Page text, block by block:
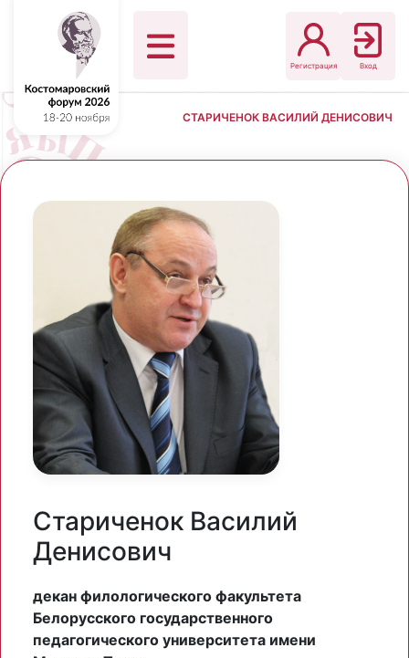
Регистрация Вход
СТАРИЧЕНОК ВАСИЛИЙ ДЕНИСОВИЧ
Стариченок Василий
Денисович
декан филологического факультета
Белорусского государственного
педагогического университета имени